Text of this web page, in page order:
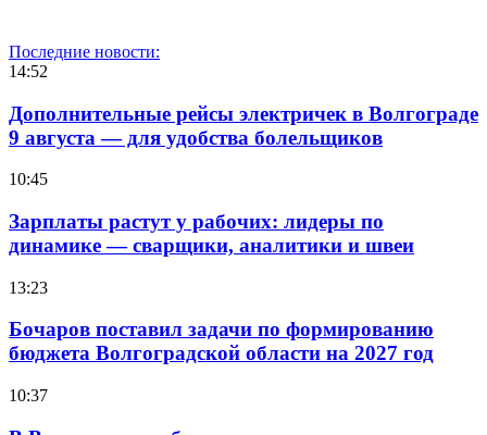
Последние новости:
14:52
Дополнительные рейсы электричек в Волгограде
9 августа — для удобства болельщиков
10:45
Зарплаты растут у рабочих: лидеры по
динамике — сварщики, аналитики и швеи
13:23
Бочаров поставил задачи по формированию
бюджета Волгоградской области на 2027 год
10:37